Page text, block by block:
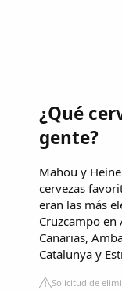
¿Qué
gente?
Mahou y
cervezas
eran las más
Cruzcampo en
Canarias,
Catalunya y
Solicitud de